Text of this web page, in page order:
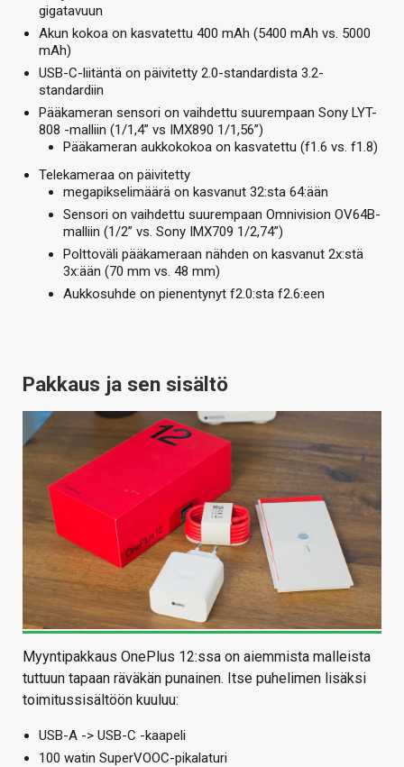
gigatavuun
Akun kokoa on kasvatettu 400 mAh (5400 mAh vs. 5000
mAh)
USB-C-liitäntä on päivitetty 2.0-standardista 3.2-
standardiin
Pääkameran sensori on vaihdettu suurempaan Sony LYT-
808 -malliin (1/1,4” vs IMX890 1/1,56”)
Pääkameran aukkokokoa on kasvatettu (f1.6 vs. f1.8)
Telekameraa on päivitetty
megapikselimäärä on kasvanut 32:sta 64:ään
Sensori on vaihdettu suurempaan Omnivision OV64B-
malliin (1/2” vs. Sony IMX709 1/2,74”)
Polttoväli pääkameraan nähden on kasvanut 2x:stä
3x:ään (70 mm vs. 48 mm)
Aukkosuhde on pienentynyt f2.0:sta f2.6:een
Pakkaus ja sen sisältö
Myyntipakkaus OnePlus 12:ssa on aiemmista malleista
tuttuun tapaan räväkän punainen. Itse puhelimen lisäksi
toimitussisältöön kuuluu:
USB-A -> USB-C -kaapeli
100 watin SuperVOOC-pikalaturi